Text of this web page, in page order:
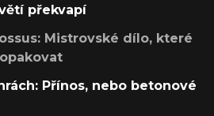
překvapí
Mistrovské dílo, které
Přínos, nebo betonové